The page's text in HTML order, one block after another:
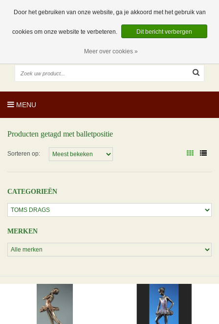
0 Artikelen
NL
EUR
MENU
Producten getagd met balletpositie
Sorteren op:
CATEGORIEËN
MERKEN
Door het gebruiken van onze website, ga je akkoord met het gebruik van
cookies om onze website te verbeteren. Dit bericht verbergen
Meer over cookies »